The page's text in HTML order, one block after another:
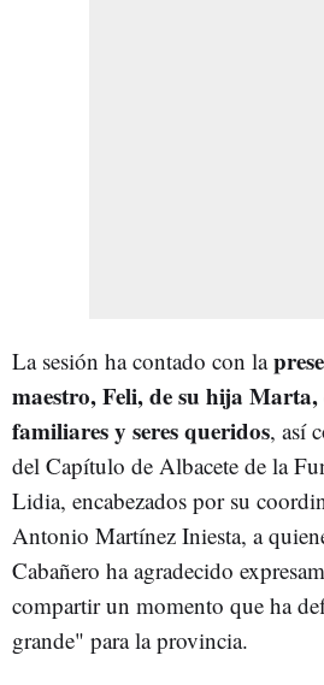
La sesión ha contado con la
maestro, Feli, de su hija Marta,
familiares y seres queridos, así
del Capítulo de Albacete de la
Lidia, encabezados por su
Antonio Martínez Iniesta, a
Cabañero ha agradecido
compartir un momento que ha
grande" para la provincia.